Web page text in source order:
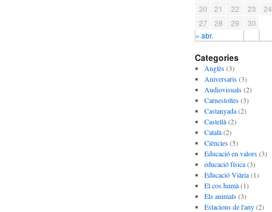
« abr.
20
21 22 23 24
27
28 29 30
Categories
Anglès(3)
Aniversaris(3)
Audiovisuals(2)
Carnestoltes(3)
Castanyada(2)
Castellà(2)
Català(2)
Ciències(5)
Educació en valors(3)
educació física(3)
Educació Viària(1)
El cos humà(1)
Els animals(3)
Estacions de l'any(2)